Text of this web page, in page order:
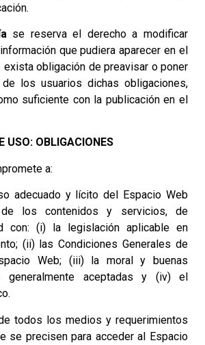
se reserva el derecho a modificar
que pudiera aparecer en el
obligación de preavisar o poner
los usuarios dichas obligaciones,
suficiente con la publicación en el
USO: OBLIGACIONES
a:
adecuado y lícito del Espacio Web
los contenidos y servicios, de
con: (i) la legislación aplicable en
(ii) las Condiciones Generales de
Web; (iii) la moral y buenas
generalmente aceptadas y (iv) el
todos los medios y requerimientos
se precisen para acceder al Espacio